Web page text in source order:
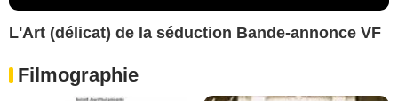
L'Art (délicat) de la séduction Bande-annonce VF
Filmographie